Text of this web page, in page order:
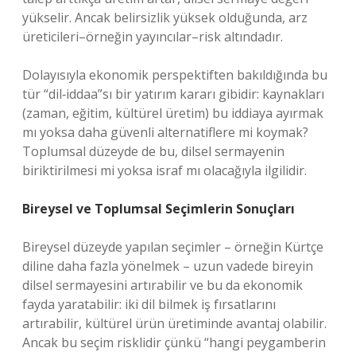
yükselir. Ancak belirsizlik yüksek olduğunda, arz
üreticileri–örneğin yayıncılar–risk altındadır.
Dolayısıyla ekonomik perspektiften bakıldığında bu
tür “dil‑iddaa”sı bir yatırım kararı gibidir: kaynakları
(zaman, eğitim, kültürel üretim) bu iddiaya ayırmak
mı yoksa daha güvenli alternatiflere mi koymak?
Toplumsal düzeyde de bu, dilsel sermayenin
biriktirilmesi mi yoksa israf mı olacağıyla ilgilidir.
Bireysel ve Toplumsal Seçimlerin Sonuçları
Bireysel düzeyde yapılan seçimler – örneğin Kürtçe
diline daha fazla yönelmek – uzun vadede bireyin
dilsel sermayesini artırabilir ve bu da ekonomik
fayda yaratabilir: iki dil bilmek iş fırsatlarını
artırabilir, kültürel ürün üretiminde avantaj olabilir.
Ancak bu seçim risklidir çünkü “hangi peygamberin